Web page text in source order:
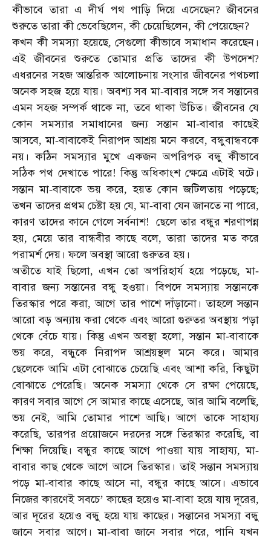
কীভাবে তারা এ দীর্ঘ পথ পাড়ি দিয়ে এসেছেন?জীবনের
শুরুতে তারা কী ভেবেছিলেন,কী চেয়েছিলেন,কী পেয়েছেন?
কখন কী সমস্যা হয়েছে,সেগুলো কীভাবে সমাধান করেছেন।
এই জীবনের শুরুতে তোমার প্রতি তাদের কী উপদেশ?
এধরনের সহজ আন্তরিক আলোচনায় সংসার জীবনের পথচলা
অনেক সহজ হয়ে যায়। অবশ্য সব মা-বাবার সঙ্গে সব সন্তানের
এমন সহজ সম্পর্ক থাকে না,তবে থাকা উচিত। জীবনের যে
কোন
সমস্যার সমাধানের জন্য সন্তান মা-বাবার
কাছেই
আসবে,মা-বাবাকেই নিরাপদ আশ্রয় মনে করবে,বন্ধুবান্ধবকে
নয়। কঠিন সমস্যার মুখে একজন অপরিপক্ব বন্ধু কীভাবে
সঠিক পথ দেখাতে পারে!কিন্তু অধিকাংশ ক্ষেত্রে এটাই ঘটে।
সন্তান মা-বাবাকে ভয় করে,হয়ত কোন জটিলতায় পড়েছে;
তখন তাদের প্রথম চেষ্টা হয় যে,মা-বাবা যেন জানতে না পারে,
কারণ তাদের কানে গেলে সর্বনাশ!ছেলে তার বন্ধুর শরণাপন্ন
হয়, মেয়ে তার বান্ধবীর কাছে বলে,তারা তাদের মত করে
পরামর্শ দেয়। ফলে অবস্থা আরো গুরুতর হয়।
অতীতে যাই ছিলো, এখন তো অপরিহার্য হয়ে পড়েছে,মা-
বাবার জন্য সন্তানের বন্ধু হওয়া। বিপদে সমস্যায় সন্তানকে
তিরস্কার পরে করা,আগে তার পাশে দাঁড়ানো। তাহলে সন্তান
আরো বড় অন্যায় করা থেকে এবং আরো গুরুতর অবস্থায় পড়া
থেকে বেঁচে যায়। কিন্তু এখন অবস্থা হলো,সন্তান মা-বাবাকে
ভয় করে,বন্ধুকে নিরাপদ আশ্রয়স্থল মনে করে।
আমার
ছেলেকে আমি এটা বোঝাতে চেয়েছি এবং আশা করি,কিছুটা
বোঝাতে পেরেছি। অনেক সমস্যা থেকে সে রক্ষা পেয়েছে,
কারণ সবার আগে সে আমার কাছে এসেছে,আর আমি বলেছি,
ভয় নেই,আমি তোমার পাশে আছি। আগে তাকে সাহায্য
করেছি,তারপর প্রয়োজনে দরদের সঙ্গে তিরস্কার করেছি,বা
শিক্ষা দিয়েছি। বন্ধুর কাছে আগে পাওয়া যায় সাহায্য,মা-
বাবার কাছ থেকে আগে আসে তিরস্কার। তাই সন্তান সমস্যায়
পড়ে মা-বাবার কাছে আসে না,বন্ধুর কাছে আসে। এভাবে
নিজের কারণেই সবচে’কাছের হয়েও মা-বাবা হয়ে যায় দূরের,
আর দূরের হয়েও বন্ধু হয়ে যায় কাছের। সন্তানের সমস্যা বন্ধু
জানে সবার আগে। মা-বাবা জানে সবার পরে,পানি যখন